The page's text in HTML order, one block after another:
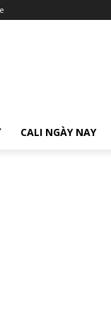
CALI NGÀY NAY